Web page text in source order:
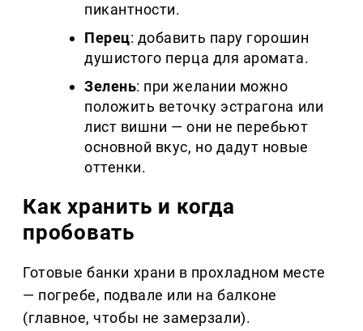
пикантности.
Перец: добавить пару горошин
душистого перца для аромата.
Зелень: при желании можно
положить веточку эстрагона или
лист вишни — они не перебьют
основной вкус, но дадут новые
оттенки.
Как хранить и когда
пробовать
Готовые банки храни в прохладном месте
— погребе, подвале или на балконе
(главное, чтобы не замерзали).